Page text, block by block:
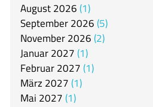
Arbeitsgemeinschaften
Mensa
Unsere
Kontakt
August2026 1
September2026 5
November2026 2
Januar2027 1
Februar2027 1
März 2027 1
Mai 2027 1